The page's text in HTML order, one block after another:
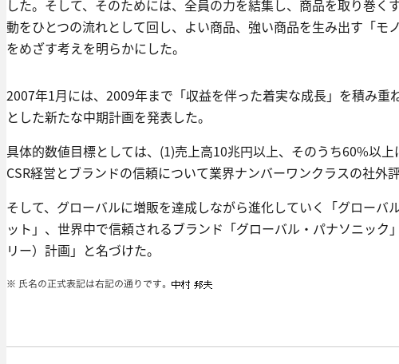
した。そして、そのためには、全員の力を結集し、商品を取り巻く
動をひとつの流れとして回し、よい商品、強い商品を生み出す「モ
をめざす考えを明らかにした。
2007年1月には、2009年まで「収益を伴った着実な成長」を積み
とした新たな中期計画を発表した。
具体的数値目標としては、(1)売上高10兆円以上、そのうち60%以
CSR経営とブランドの信頼について業界ナンバーワンクラスの社外
そして、グローバルに増販を達成しながら進化していく「グロー
ット」、世界中で信頼されるブランド「グローバル・パナソニッ
リー）計画」と名づけた。